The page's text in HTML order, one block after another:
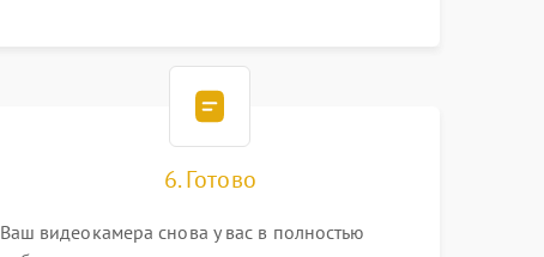
6. Готово
Ваш видеокамера снова у вас в полностью